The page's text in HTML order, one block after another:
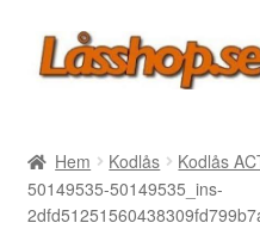
Hoppa
till
Hoppa
till
Rea
Hem Kodlås
Kodlås
50149535-50149535_ins-